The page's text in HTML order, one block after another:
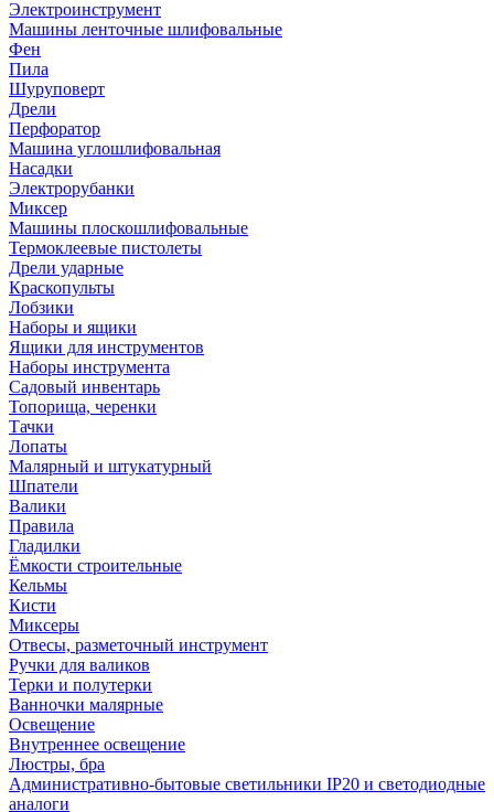
Электроинструмент
Машины ленточные шлифовальные
Фен
Пила
Шуруповерт
Дрели
Перфоратор
Машина углошлифовальная
Насадки
Электрорубанки
Миксер
Машины плоскошлифовальные
Термоклеевые пистолеты
Дрели ударные
Краскопульты
Лобзики
Наборы и ящики
Ящики для инструментов
Наборы инструмента
Садовый инвентарь
Топорища, черенки
Тачки
Лопаты
Малярный и штукатурный
Шпатели
Валики
Правила
Гладилки
Ёмкости строительные
Кельмы
Кисти
Миксеры
Отвесы, разметочный инструмент
Ручки для валиков
Терки и полутерки
Ванночки малярные
Освещение
Внутреннее освещение
Люстры, бра
Административно-бытовые светильники IP20 и светодиодные
аналоги